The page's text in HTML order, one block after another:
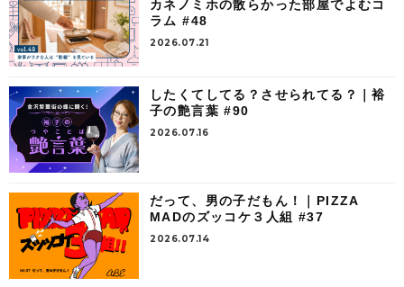
カネノミホの散らかった部屋でよむコ
ラム #48
2026.07.21
したくてしてる？させられてる？｜裕
子の艶言葉 #90
2026.07.16
だって、男の子だもん！｜PIZZA
MADのズッコケ３人組 #37
2026.07.14